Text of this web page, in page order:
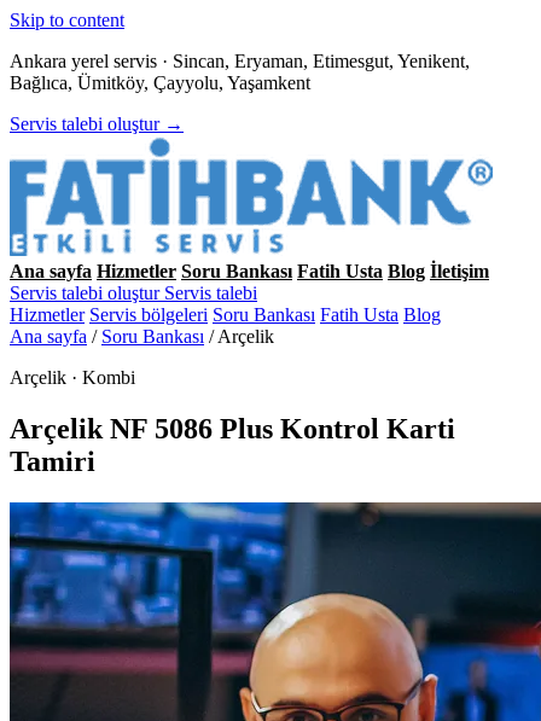
Skip to content
Ankara yerel servis · Sincan, Eryaman, Etimesgut, Yenikent,
Bağlıca, Ümitköy, Çayyolu, Yaşamkent
Servis talebi oluştur →
Ana sayfa Hizmetler Soru Bankası Fatih Usta Blog İletişim
Servis talebi oluştur Servis talebi
Hizmetler Servis bölgeleri Soru Bankası Fatih Usta Blog
Ana sayfa / Soru Bankası / Arçelik
Arçelik · Kombi
Arçelik NF 5086 Plus Kontrol Karti
Tamiri